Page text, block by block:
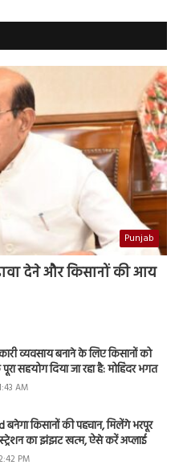
Punjab
देने और किसानों की आय
व्यवसाय बनाने के लिए किसानों को
सहयोग दिया जा रहा है: मोहिंदर भगत
AM
बनेगा किसानों की पहचान, मिलेंगे भरपूर
का झंझट खत्म, ऐसे करें अप्लाई
PM